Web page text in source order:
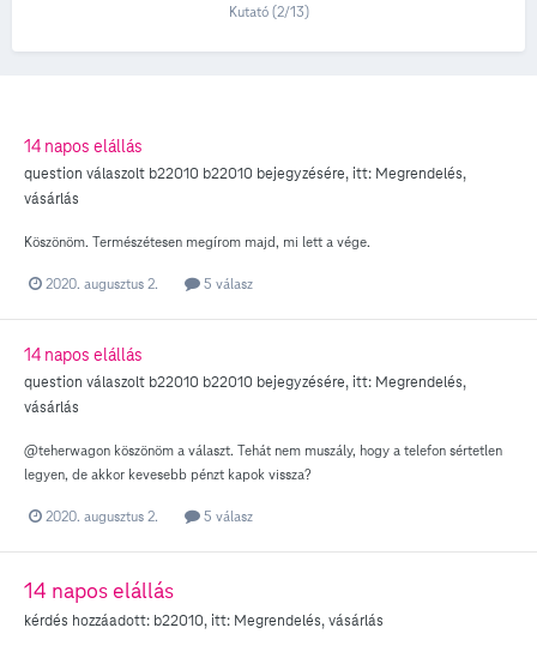
Kutató (2/13)
14 napos elállás
question válaszolt b22010 b22010 bejegyzésére, itt: Megrendelés,
vásárlás
Köszönöm. Természétesen megírom majd, mi lett a vége.
2020. augusztus 2. 5 válasz
14 napos elállás
question válaszolt b22010 b22010 bejegyzésére, itt: Megrendelés,
vásárlás
@teherwagon köszönöm a választ. Tehát nem muszály, hogy a telefon sértetlen
legyen, de akkor kevesebb pénzt kapok vissza?
2020. augusztus 2. 5 válasz
14 napos elállás
kérdés hozzáadott: b22010, itt: Megrendelés, vásárlás